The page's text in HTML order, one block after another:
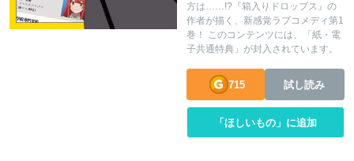
方は……!?『箱入りドロップス』の
作者が描く、新感覚ラブコメディ第1
巻！ このコンテンツには、「紙・電
子共通特典」が封入されています。
715 試し読み
「ほしいもの」に追加